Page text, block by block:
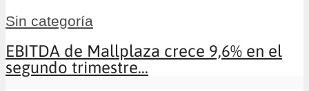
Sin categoría
EBITDA de Mallplaza crece 9,6% en el
segundo trimestre...